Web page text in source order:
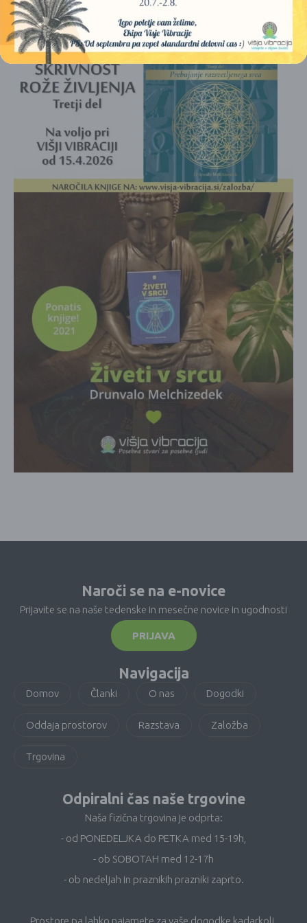
Naroči se na e-novice
Prijavite se na naše tedenske in mesečne novice in ugodnosti
PRIJAVA
Navigacija
Domov Članki O nas Dogodki
Oddaja prostorov Razstava Založba
Trgovina
Odpiralni čas naše trgovine
Naša fizična trgovina je odprta:
- od PONEDELJKA do PETKA med 15-19h,
- ob SOBOTAH med 12-17h
- ob nedeljah in praznikih prazniki zaprto.
Prostore pa lahko najamete za vaše dogodke kadarkoli.